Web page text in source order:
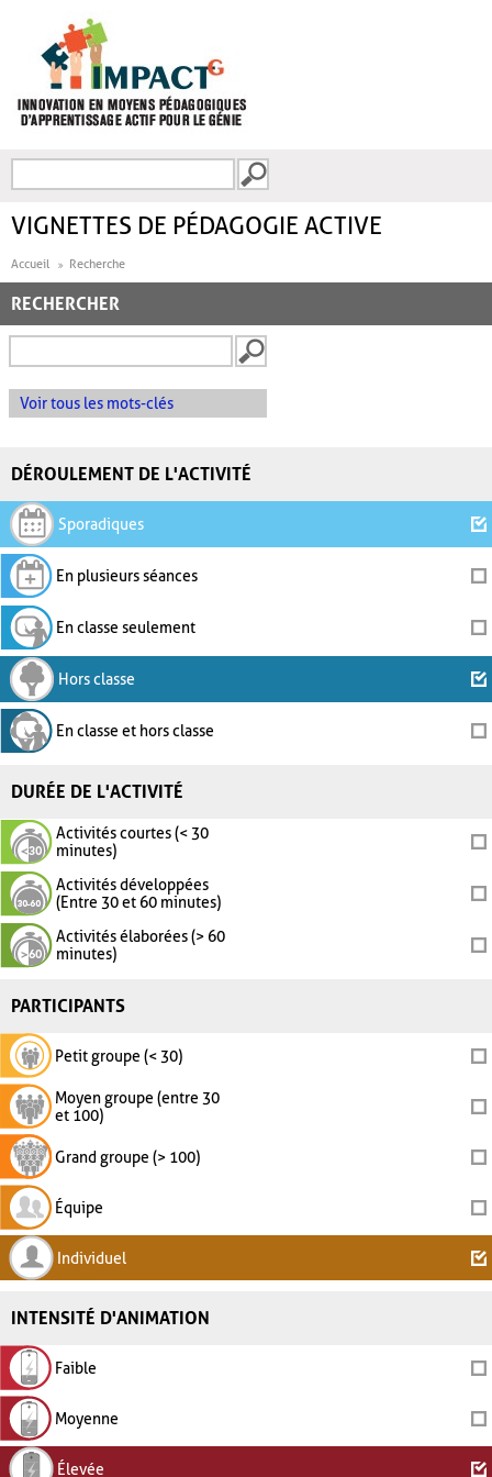
FORMULAIRE DE
VIGNETTES DE PÉDAGOGIE ACTIVE
Accueil Recherche
RECHERCHER
Voir tous les mots-clés
DÉROULEMENT DE L'ACTIVITÉ
Sporadiques
En plusieurs séances
En classe seulement
Hors classe
En classe et hors classe
DURÉE DE L'ACTIVITÉ
Activités courtes (< 30
minutes)
Activités développées
(Entre 30 et 60 minutes)
Activités élaborées (> 60
minutes)
PARTICIPANTS
Petit groupe (< 30)
Moyen groupe (entre 30
et 100)
Grand groupe (> 100)
Équipe
Individuel
INTENSITÉ D'ANIMATION
Faible
Moyenne
Élevée